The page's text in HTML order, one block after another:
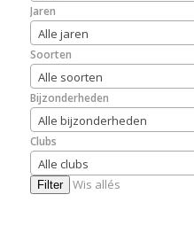
Jaren
Alle jaren
Soorten
Alle soorten
Bijzonderheden
Alle bijzonderheden
Clubs
Alle clubs
Filter Wis allés